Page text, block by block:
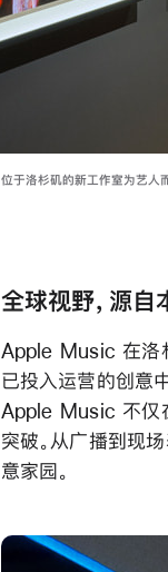
位于洛杉矶的新工作室为艺人
全球视野，源自
Apple Music 在洛
已投入运营的创意
Apple Music 不仅
突破。从广播到现
意家园。